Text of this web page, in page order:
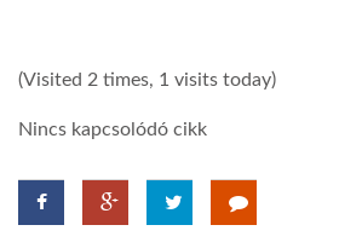
(Visited 2 times, 1 visits today)
Nincs kapcsolódó cikk